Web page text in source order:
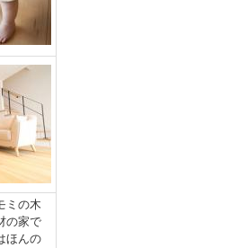
ミの木
の家で
ほんの